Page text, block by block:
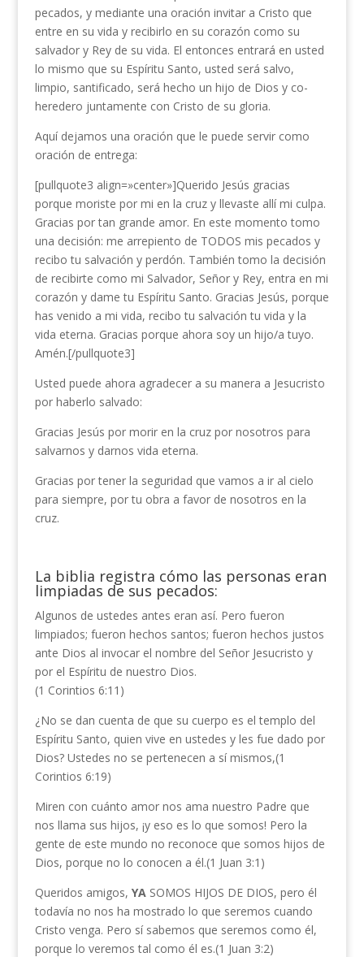
pecados, y mediante una oración invitar a Cristo que
entre en su vida y recibirlo en su corazón como su
salvador y Rey de su vida. El entonces entrará en usted
lo mismo que su Espíritu Santo, usted será salvo,
limpio, santificado, será hecho un hijo de Dios y co-
heredero juntamente con Cristo de su gloria.
Aquí dejamos una oración que le puede servir como
oración de entrega:
[pullquote3 align=»center»]Querido Jesús gracias
porque moriste por mi en la cruz y llevaste allí mi culpa.
Gracias por tan grande amor. En este momento tomo
una decisión: me arrepiento de TODOS mis pecados y
recibo tu salvación y perdón. También tomo la decisión
de recibirte como mi Salvador, Señor y Rey, entra en mi
corazón y dame tu Espíritu Santo. Gracias Jesús, porque
has venido a mi vida, recibo tu salvación tu vida y la
vida eterna. Gracias porque ahora soy un hijo/a tuyo.
Amén.[/pullquote3]
Usted puede ahora agradecer a su manera a Jesucristo
por haberlo salvado:
Gracias Jesús por morir en la cruz por nosotros para
salvarnos y darnos vida eterna.
Gracias por tener la seguridad que vamos a ir al cielo
para siempre, por tu obra a favor de nosotros en la
cruz.
La biblia registra cómo las personas eran
limpiadas de sus pecados:
Algunos de ustedes antes eran así. Pero fueron
limpiados; fueron hechos santos; fueron hechos justos
ante Dios al invocar el nombre del Señor Jesucristo y
por el Espíritu de nuestro Dios.
(1 Corintios 6:11)
¿No se dan cuenta de que su cuerpo es el templo del
Espíritu Santo, quien vive en ustedes y les fue dado por
Dios? Ustedes no se pertenecen a sí mismos,(1
Corintios 6:19)
Miren con cuánto amor nos ama nuestro Padre que
nos llama sus hijos, ¡y eso es lo que somos! Pero la
gente de este mundo no reconoce que somos hijos de
Dios, porque no lo conocen a él.(1 Juan 3:1)
Queridos amigos, YASOMOS HIJOS DE DIOS, pero él
todavía no nos ha mostrado lo que seremos cuando
Cristo venga. Pero sí sabemos que seremos como él,
porque lo veremos tal como él es.(1 Juan 3:2)